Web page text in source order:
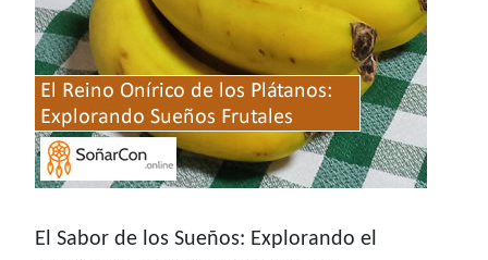
El Sabor de los Sueños: Explorando el